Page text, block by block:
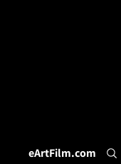
eArtFilm.com